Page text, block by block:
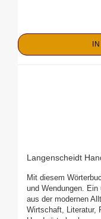
Langenscheidt
Mit diesem
und Wendungen.
aus der modernen
Wirtschaft, Literatur,